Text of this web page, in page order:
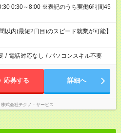
表記のうち実働6時間45
以内(最短2日目)のスピード就業が可能】
/ 電話対応なし / パソコンスキル不要
応募する 詳細へ
株式会社テクノ・サービス